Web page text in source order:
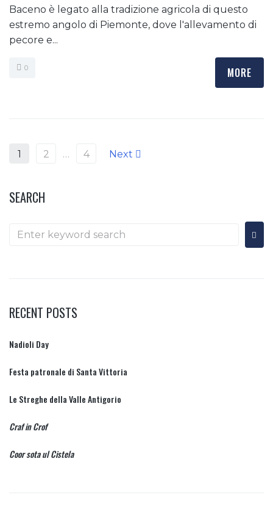
Baceno è legato alla tradizione agricola di questo
estremo angolo di Piemonte, dove l'allevamento di
pecore e...
0 MORE
1 2 … 4 Next
SEARCH
RECENT POSTS
Nadioli Day
Festa patronale di Santa Vittoria
Le Streghe della Valle Antigorio
Craf in Crof
Coor sota ul Cistela